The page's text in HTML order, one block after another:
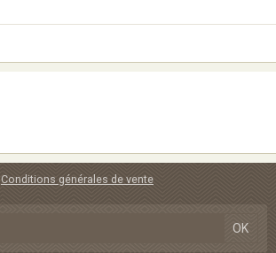
Conditions générales de vente